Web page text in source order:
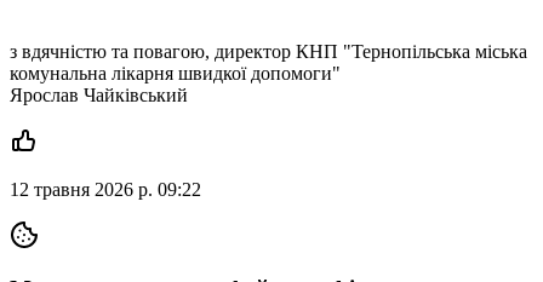
з вдячністю та повагою, директор КНП "Тернопільська міська
комунальна лікарня швидкої допомоги"
Ярослав Чайківський
12 травня 2026 р. 09:22